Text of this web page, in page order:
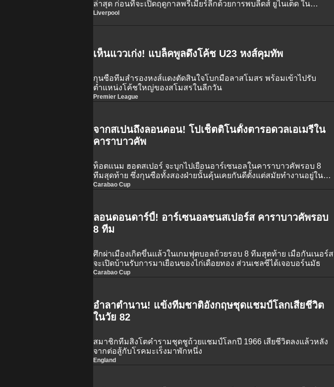
ล่าสุด ก่อนที่จะเปิดฤดูกาลพรีเมียร์ลีกด้วยการพบลีดส์ ยูไนเต็ด ใน
สัปดาห์หน้า
Liverpool
เห็นแววเก่ง! แบล็คพูลดึงโค้ช U23 หงส์คุมทัพ
กุนซือทีมสำรองหงส์แดงตัดสินใจโบกมือลาสโมสร พร้อมเข้าไปรับ
ตำแหน่งโค้ชใหญ่ของสโมสรในลีกวัน
Premier League
จากสเปนถึงลอนดอน! โปเช็ตติโนตั้งตารอดวลเอเมรีใน
คาราบาวคัพ
ท็อตแนม ฮอตสเปอร์ จะบุกไปเยือนอาร์เซนอลในคาราบาวคัพรอบ 8
ทีมสุดท้าย ซึ่งกุนซือทั้งสองฝ่ายนั้นคุ้นเคยกันดีตั้งแต่สมัยทำงานอยู่ใน
สเปน
Carabao Cup
ลอนดอนดาร์บี้! อาร์เซนอลชนสเปอร์ส คาราบาวคัพรอบ
8 ทีม
ศึกผ่าเมืองเกิดขึ้นแล้วในเกมฟุตบอลถ้วยรอบ 8 ทีมสุดท้าย เมื่อกันเนอร์ส
จะเปิดบ้านรับการมาเยือนของไก่เดือยทอง ส่วนเชลซีได้เจอบอร์นมัธ
Carabao Cup
อำลาตำนาน! แข้งทีมชาติอังกฤษชุดแชมป์โลกเสียชีวิต
ในวัย 82
สมาชิกทีมสิงโตคำรามชุดชูถ้วยแชมป์โลกปี 1966 เสียชีวิตลงแล้วหลัง
จากต่อสู้กับโรคมะเร็งมาพักหนึ่ง
England